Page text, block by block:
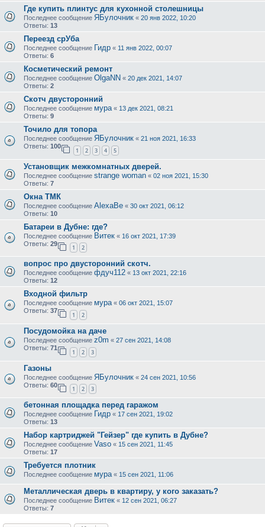
Где купить плинтус для кухонной столешницы
Последнее сообщение ЯБулочник « 20 янв 2022, 10:20
Ответы: 13
Переезд срУба
Последнее сообщение Гидр « 11 янв 2022, 00:07
Ответы: 6
Косметический ремонт
Последнее сообщение OlgaNN « 20 дек 2021, 14:07
Ответы: 2
Скотч двусторонний
Последнее сообщение мура « 13 дек 2021, 08:21
Ответы: 9
Точило для топора
Последнее сообщение ЯБулочник « 21 ноя 2021, 16:33
Ответы: 100
1 2 3 4 5
Установщик межкомнатных дверей.
Последнее сообщение strange woman « 02 ноя 2021, 15:30
Ответы: 7
Окна ТМК
Последнее сообщение AlexaBe « 30 окт 2021, 06:12
Ответы: 10
Батареи в Дубне: где?
Последнее сообщение Витек « 16 окт 2021, 17:39
Ответы: 29
1 2
вопрос про двусторонний скотч.
Последнее сообщение фдуч112 « 13 окт 2021, 22:16
Ответы: 12
Входной фильтр
Последнее сообщение мура« 06 окт 2021, 15:07
Ответы: 37
1 2
Посудомойка на даче
Последнее сообщение z0m « 27 сен 2021, 14:08
Ответы: 71
1 2 3
Газоны
Последнее сообщение ЯБулочник « 24 сен 2021, 10:56
Ответы: 60
1 2 3
бетонная площадка перед гаражом
Последнее сообщение Гидр « 17 сен 2021, 19:02
Ответы: 13
Набор картриджей "Гейзер" где купить в Дубне?
Последнее сообщение Vaso « 15 сен 2021, 11:45
Ответы: 17
Требуется плотник
Последнее сообщение мура« 15 сен 2021, 11:06
Металлическая дверь в квартиру, у кого заказать?
Последнее сообщение Витек « 12 сен 2021, 06:27
Ответы: 7